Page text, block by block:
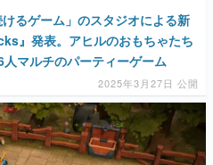
るゲーム」のスタジオによる新
』発表。アヒルのおもちゃたち
マルチのパーティーゲーム
2025年3月27日 公開